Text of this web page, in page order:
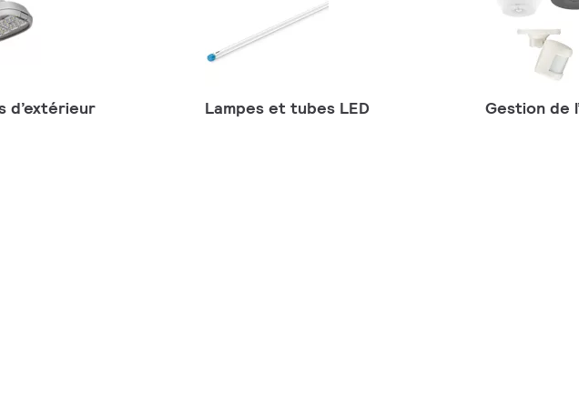
d’extérieur Lampes et tubes LED Gestion de